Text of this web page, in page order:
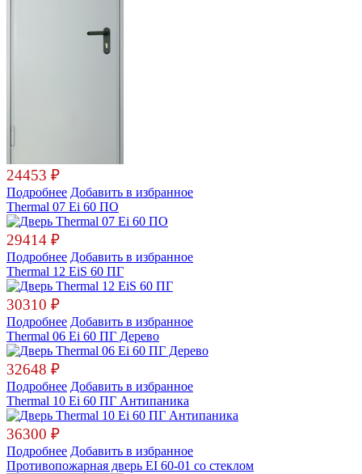
24453 ₽
Подробнее Добавить в избранное
Thermal 07 Ei 60 ПО
29414 ₽
Подробнее Добавить в избранное
Thermal 12 EiS 60 ПГ
30310 ₽
Подробнее Добавить в избранное
Thermal 06 Ei 60 ПГ Дерево
32648 ₽
Подробнее Добавить в избранное
Thermal 10 Ei 60 ПГ Антипаника
36300 ₽
Подробнее Добавить в избранное
Противопожарная дверь EI 60-01 со стеклом